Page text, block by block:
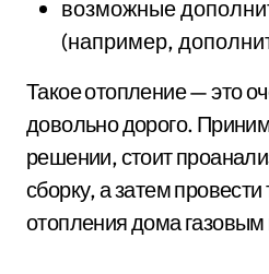
возможные
(например,
Такое отопление — это
довольно дорого.
решении, стоит
сборку, а затем
отопления дома